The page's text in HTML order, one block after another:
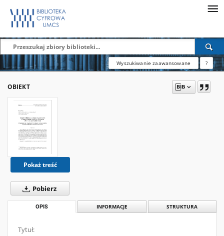
Wyszukiwanie zaawansowane ?
OBIEKT
Pokaż treść
Pobierz
OPIS INFORMACJE STRUKTURA
Tytuł: